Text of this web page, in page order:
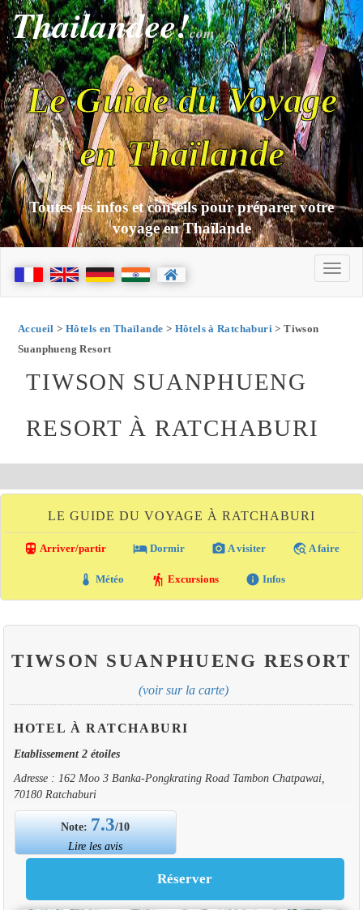
Thailandee!com
Le Guide du Voyage
en Thaïlande
Toutes les infos et conseils pour préparer votre
voyage en Thaïlande
Accueil > Hôtels en Thaïlande > Hôtels à Ratchaburi > Tiwson
Suanphueng Resort
TIWSON SUANPHUENG
RESORT À RATCHABURI
LE GUIDE DU VOYAGE À RATCHABURI
directions_transit Arriver/partir local_hotel Dormir photo_camera A visiter travel_explore A faire
thermostat Météo hiking Excursions info Infos
TIWSON SUANPHUENG RESORT
(voir sur la carte)
HOTEL À RATCHABURI
Etablissement 2 étoiles
Adresse : 162 Moo 3 Banka-Pongkrating Road Tambon Chatpawai,
70180 Ratchaburi
Note: 7.3/10
Lire les avis